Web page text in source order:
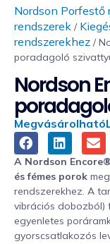
Nordson Porfestő
rendszerek /
rendszerekhez /
poradagoló
Nordson
Megvásárolható
A Nordson
és fémes porok
rendszerekhez. A
vibrációs dobozból)
egyenletes
gyorscsatlakozós